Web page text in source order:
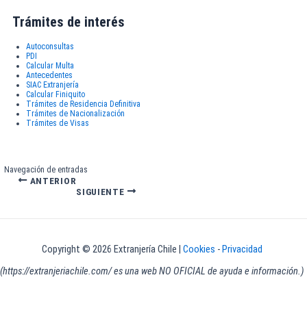
Trámites de interés
Autoconsultas
PDI
Calcular Multa
Antecedentes
SIAC Extranjería
Calcular Finiquito
Trámites de Residencia Definitiva
Trámites de Nacionalización
Trámites de Visas
Navegación de entradas
ANTERIOR
SIGUIENTE
Copyright © 2026 Extranjería Chile | Cookies -Privacidad
(https://extranjeriachile.com/ es una web NO OFICIAL de ayuda e información.)